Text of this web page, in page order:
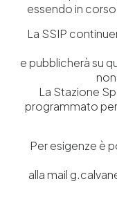
Avolio, Mariacristina
essendo in
La SSIP
e pubblicherà su
La Stazione
programmato
Per esigenze è
alla mail